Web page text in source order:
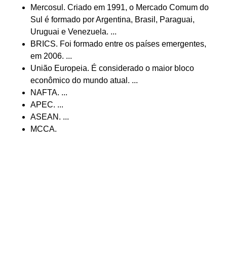
Mercosul. Criado em 1991, o Mercado Comum do
Sul é formado por Argentina, Brasil, Paraguai,
Uruguai e Venezuela. ...
BRICS. Foi formado entre os países emergentes,
em 2006. ...
União Europeia. É considerado o maior bloco
econômico do mundo atual. ...
NAFTA. ...
APEC. ...
ASEAN. ...
MCCA.